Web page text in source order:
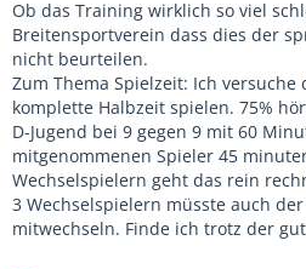
Ob das Training wirklich so viel
Breitensportverein dass dies der
nicht beurteilen.
Zum Thema Spielzeit: Ich
komplette Halbzeit spielen. 75%
D-Jugend bei 9 gegen 9 mit 60
mitgenommenen Spieler 45
Wechselspielern geht das rein
3 Wechselspielern müsste auch
mitwechseln. Finde ich trotz der